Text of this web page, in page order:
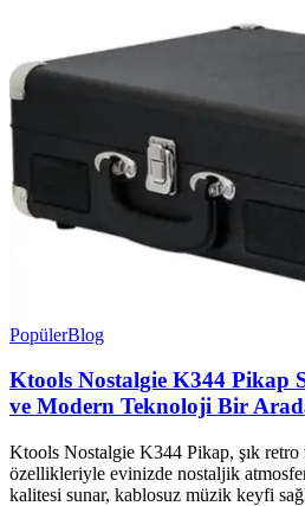
PopülerBlog
Ktools Nostalgie K344 Pikap
ve Modern Teknoloji Bir
Ktools Nostalgie K344 Pikap, şık retro
özellikleriyle evinizde nostaljik
kalitesi sunar, kablosuz müzik keyfi